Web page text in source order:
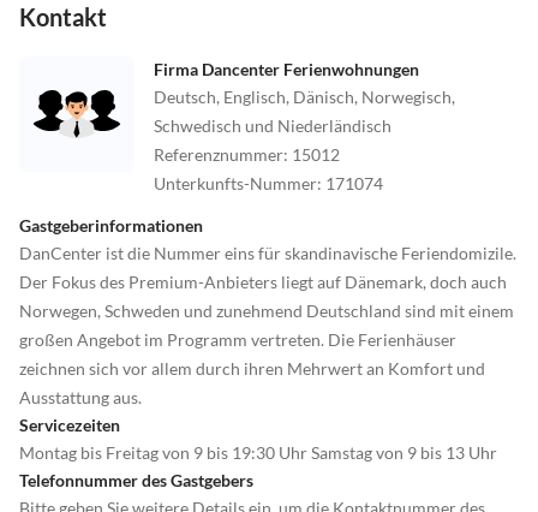
Kontakt
Firma Dancenter Ferienwohnungen
Deutsch, Englisch, Dänisch, Norwegisch,
Schwedisch und Niederländisch
Referenznummer: 15012
Unterkunfts-Nummer: 171074
Gastgeberinformationen
DanCenter ist die Nummer eins für skandinavische Feriendomizile.
Der Fokus des Premium-Anbieters liegt auf Dänemark, doch auch
Norwegen, Schweden und zunehmend Deutschland sind mit einem
großen Angebot im Programm vertreten. Die Ferienhäuser
zeichnen sich vor allem durch ihren Mehrwert an Komfort und
Ausstattung aus.
Servicezeiten
Montag bis Freitag von 9 bis 19:30 Uhr Samstag von 9 bis 13 Uhr
Telefonnummer des Gastgebers
Bitte geben Sie weitere Details ein, um die Kontaktnummer des